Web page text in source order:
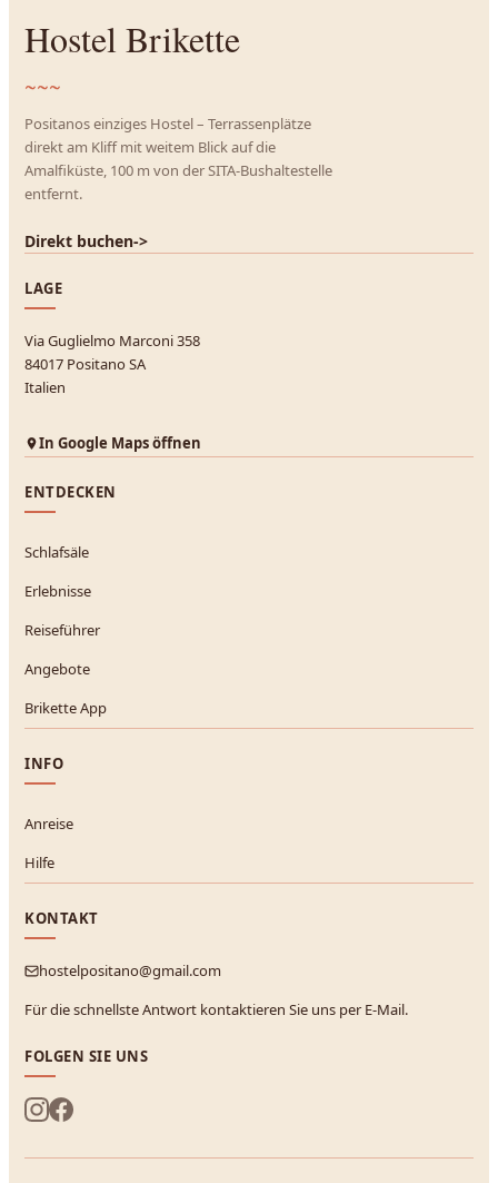
Hostel Brikette
~~~
Positanos einziges Hostel – Terrassenplätze
direkt am Kliff mit weitem Blick auf die
Amalfiküste, 100 m von der SITA-Bushaltestelle
entfernt.
Direkt buchen->
LAGE
Via Guglielmo Marconi 358
84017 Positano SA
Italien
In Google Maps öffnen
ENTDECKEN
Schlafsäle
Erlebnisse
Reiseführer
Angebote
Brikette App
INFO
Anreise
Hilfe
KONTAKT
hostelpositano@gmail.com
Für die schnellste Antwort kontaktieren Sie uns per E-Mail.
FOLGEN SIE UNS